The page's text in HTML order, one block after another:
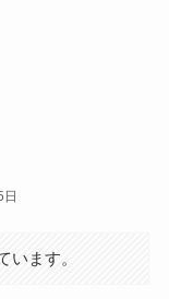
います。